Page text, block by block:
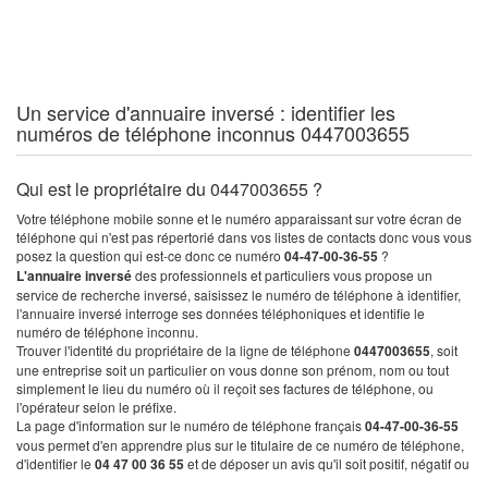
Un service d'annuaire inversé : identifier les
numéros de téléphone inconnus 0447003655
Qui est le propriétaire du 0447003655 ?
Votre téléphone mobile sonne et le numéro apparaissant sur votre écran de
téléphone qui n'est pas répertorié dans vos listes de contacts donc vous vous
posez la question qui est-ce donc ce numéro 04-47-00-36-55 ?
L'annuaire inversédes professionnels et particuliers vous propose un
service de recherche inversé, saisissez le numéro de téléphone à identifier,
l'annuaire inversé interroge ses données téléphoniques et identifie le
numéro de téléphone inconnu.
Trouver l'identité du propriétaire de la ligne de téléphone 0447003655, soit
une entreprise soit un particulier on vous donne son prénom, nom ou tout
simplement le lieu du numéro où il reçoit ses factures de téléphone, ou
l'opérateur selon le préfixe.
La page d'information sur le numéro de téléphone français04-47-00-36-55
vous permet d'en apprendre plus sur le titulaire de ce numéro de téléphone,
d'identifier le 04 47 00 36 55et de déposer un avis qu'il soit positif, négatif ou